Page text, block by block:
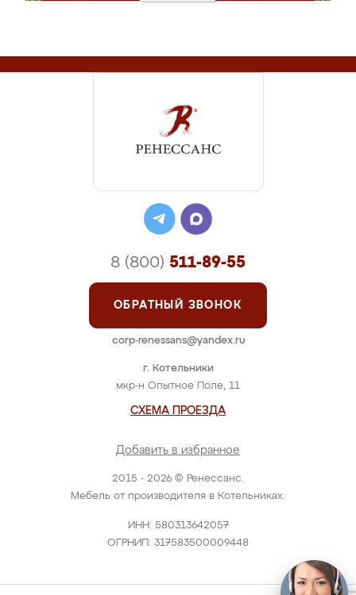
2015 - 2026 © Ренессанс.
Мебель от производителя в Котельниках.
ИНН: 580313642057
ОГРНИП: 317583500009448
г. Котельники
мкр-н Опытное Поле, 11
СХЕМА ПРОЕЗДА
Добавить в избранное
8 (800) 511-89-55
ОБРАТНЫЙ ЗВОНОК
corp-renessans@yandex.ru